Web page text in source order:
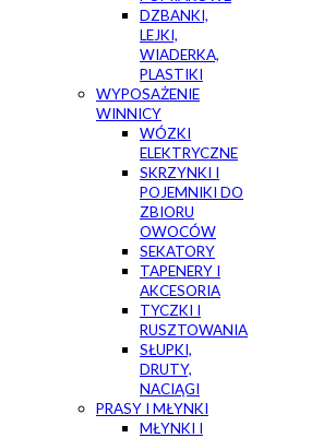
DZBANKI,
LEJKI,
WIADERKA,
PLASTIKI
WYPOSAŻENIE
WINNICY
WÓZKI
ELEKTRYCZNE
SKRZYNKI I
POJEMNIKI DO
ZBIORU
OWOCÓW
SEKATORY
TAPENERY I
AKCESORIA
TYCZKI I
RUSZTOWANIA
SŁUPKI,
DRUTY,
NACIĄGI
PRASY I MŁYNKI
MŁYNKI I